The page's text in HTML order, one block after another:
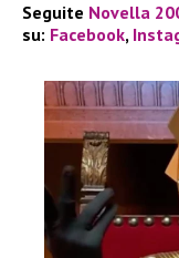
Seguite Novella
su: Facebook,